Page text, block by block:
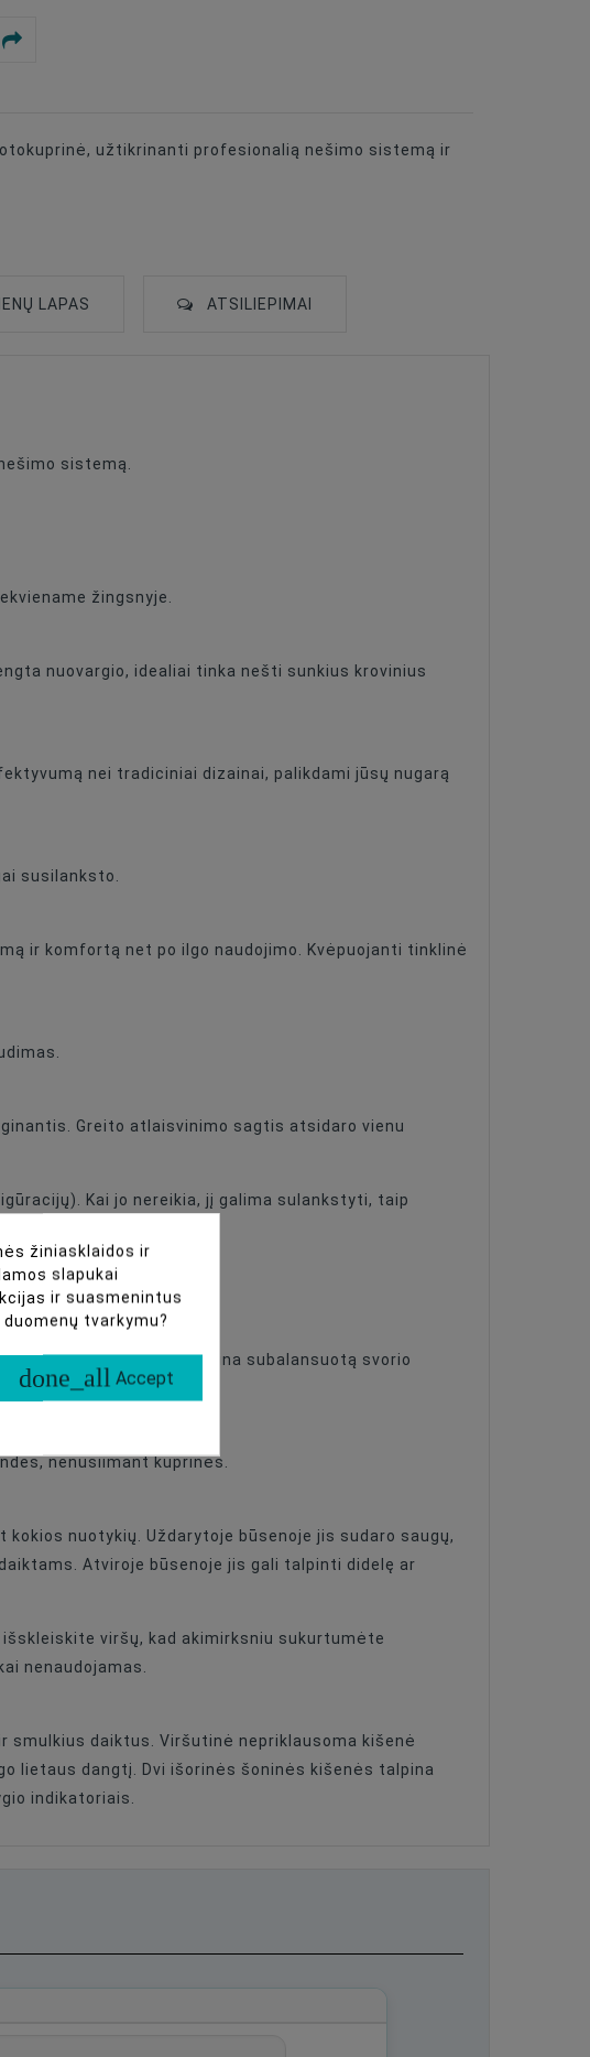
užtikrinanti profesionalią nešimo sistemą ir
LAPAS ATSILIEPIMAI
sistemą.
žingsnyje.
nuovargio, idealiai tinka nešti sunkius krovinius
nei tradiciniai dizainai, palikdami jūsų nugarą
susilanksto.
ir komfortą net po ilgo naudojimo. Kvėpuojanti tinklinė
Greito atlaisvinimo sagtis atsidaro vienu
Kai jo nereikia, jį galima sulankstyti, taip
įrangai judant. Tai užtikrina subalansuotą svorio
nenusiimant kuprinės.
nuotykių. Uždarytoje būsenoje jis sudaro saugų,
Atviroje būsenoje jis gali talpinti didelę ar
viršų, kad akimirksniu sukurtumėte
nenaudojamas.
daiktus. Viršutinė nepriklausoma kišenė
lietaus dangtį. Dvi išorinės šoninės kišenės talpina
indikatoriais.
žiniasklaidos ir
slapukai
ir suasmenintus
tvarkymu?
done_all Accept